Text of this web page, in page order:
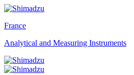
France
Analytical and Measuring Instruments